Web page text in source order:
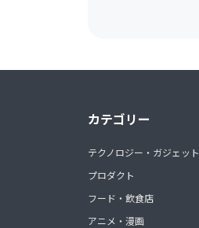
カテゴリー
テクノロジー・ガジェット
プロダクト
フード・飲食店
アニメ・漫画